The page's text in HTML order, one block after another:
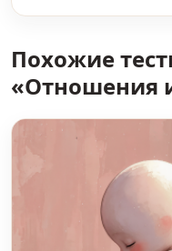
Похожие
«Отношения